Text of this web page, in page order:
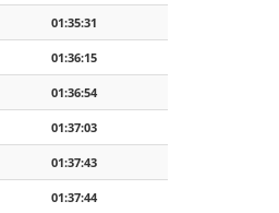
01:35:31
01:36:15
01:36:54
01:37:03
01:37:43
01:37:44